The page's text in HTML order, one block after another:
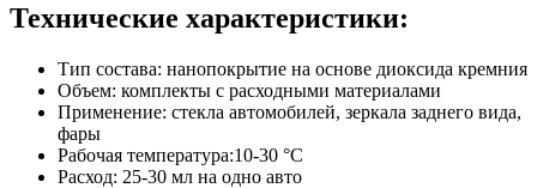
Технические характеристики:
Тип состава: нанопокрытие на основе диоксида кремния
Объем: комплекты с расходными материалами
Применение: стекла автомобилей, зеркала заднего вида,
фары
Рабочая температура:10-30 °C
Расход: 25-30 мл на одно авто